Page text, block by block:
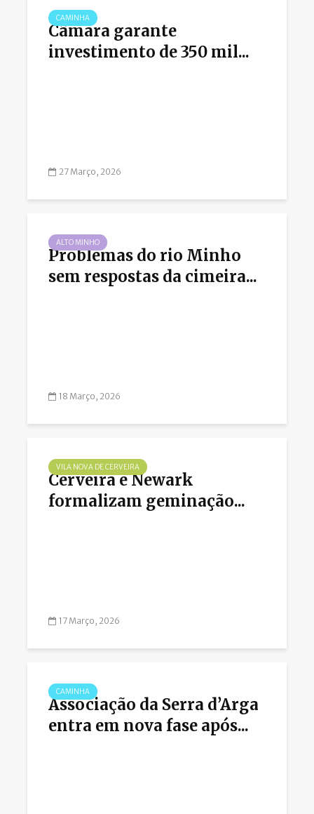
CAMINHA
Câmara garante
investimento de 350 mil...
27 Março, 2026
ALTO MINHO
Problemas do rio Minho
sem respostas da cimeira...
18 Março, 2026
VILA NOVA DE CERVEIRA
Cerveira e Newark
formalizam geminação...
17 Março, 2026
CAMINHA
Associação da Serra d’Arga
entra em nova fase após...